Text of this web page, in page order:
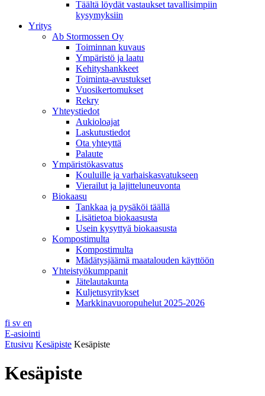
Täältä löydät vastaukset tavallisimpiin
kysymyksiin
Yritys
Ab Stormossen Oy
Toiminnan kuvaus
Ympäristö ja laatu
Kehityshankkeet
Toiminta-avustukset
Vuosikertomukset
Rekry
Yhteystiedot
Aukioloajat
Laskutustiedot
Ota yhteyttä
Palaute
Ympäristökasvatus
Kouluille ja varhaiskasvatukseen
Vierailut ja lajitteluneuvonta
Biokaasu
Tankkaa ja pysäköi täällä
Lisätietoa biokaasusta
Usein kysyttyä biokaasusta
Kompostimulta
Kompostimulta
Mädätysjäämä maatalouden käyttöön
Yhteistyökumppanit
Jätelautakunta
Kuljetusyritykset
Markkinavuoropuhelut 2025-2026
fi sv en
E-asiointi
Etusivu Kesäpiste Kesäpiste
Kesäpiste